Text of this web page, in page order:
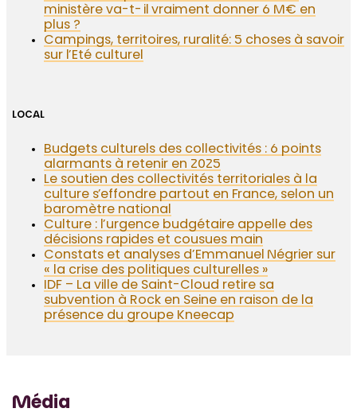
ministère va-t-il vraiment donner 6 M€ en
plus ?
Campings, territoires, ruralité: 5 choses à savoir
sur l’Eté culturel
LOCAL
Budgets culturels des collectivités : 6 points
alarmants à retenir en 2025
Le soutien des collectivités territoriales à la
culture s’effondre partout en France, selon un
baromètre national
Culture : l’urgence budgétaire appelle des
décisions rapides et cousues main
Constats et analyses d’Emmanuel Négrier sur
« la crise des politiques culturelles »
IDF – La ville de Saint-Cloud retire sa
subvention à Rock en Seine en raison de la
présence du groupe Kneecap
Média